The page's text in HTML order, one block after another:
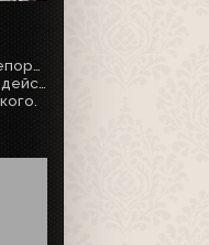
- В Чечне задержана журналистка Анна Политковская. Репортаж Алексея Веселовского.
- Григорий Явлинский призывает к прекращению боевых действий.